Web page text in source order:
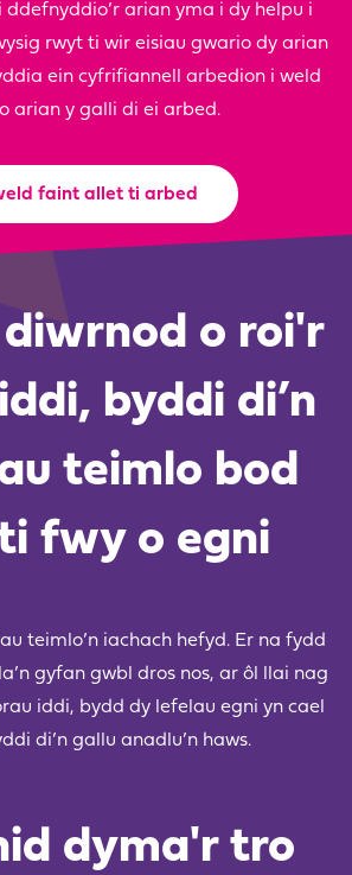
ddefnyddio’r arian yma i dy helpu i
rwyt ti wir eisiau gwario dy arian
ein cyfrifiannell arbedion i weld
arian y galli di ei arbed.
faint allet ti arbed
o roi'r
byddi di’n
teimlo bod
fwy o egni
teimlo’n iachach hefyd. Er na fydd
gyfan gwbl dros nos, ar ôl llai nag
iddi, bydd dy lefelau egni yn cael
di’n gallu anadlu’n haws.
dyma'r tro